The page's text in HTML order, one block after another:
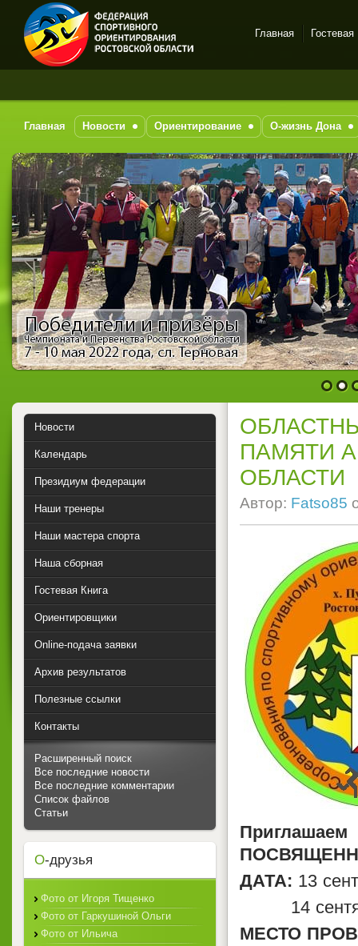
Спортивное
на-Дону
Главная Гостевая
Главная Новости Ориентирование О-жизнь Дона
1 2
ПАМЯТИ
ОБЛАСТИ
Автор: Fatso85
ДАТА: 13
14
МЕСТО
Новости
Календарь
Президиум федерации
Наши тренеры
Наши мастера спорта
Наша сборная
Гостевая Книга
Ориентировщики
Online-подача заявки
Архив результатов
Полезные ссылки
Контакты
Расширенный поиск
Все последние новости
Все последние комментарии
Список файлов
Статьи
О-друзья
Фото от Игоря Тищенко
Фото от Гаркушиной Ольги
Фото от Ильича